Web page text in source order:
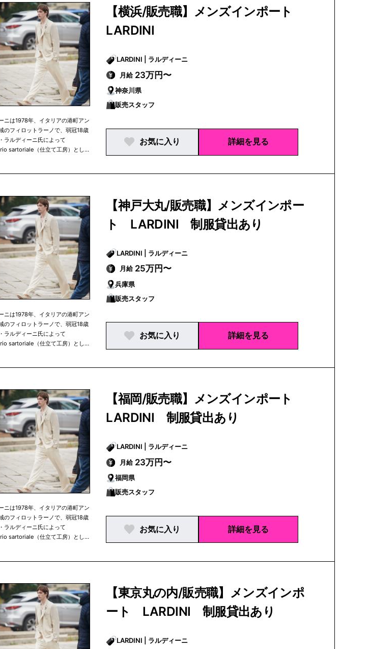
と、時代の空気感を捉える感性が
年に最初のオリジナルブラン
のメンズコレクションがワーク
ら登場しました。 厳格さ、高品質
そして純粋で流麗なエレガンスは
ニの重要な要素です。 おおきな特
は、細部のディテールに細やかな
ことで生まれる多様性のあるスタ
リアに息衝く伝統的なサルトリア
スに、着丈の長短、袖のプロポー
ラぺルや前合わせのバランス、芯地
ひとつのディテールの組み合わせ
情、新しいスタイル、そして常に
ディーニの世界を創り出していま
、もうひとつの特徴は厳選された
トレッチ、撥水などの表面加工、
キャンバスに様々なタッチや技
な色で多種多様な表情を描きスタイ
を拡げています。
ニは1978年、イタリアの港町アン
のフィロットラーノで、弱冠18歳
ラルディーニ氏によって
sartoriale（仕立て工房）とし
と、時代の空気感を捉える感性が
年に最初のオリジナルブラン
のメンズコレクションがワーク
ら登場しました。 厳格さ、高品質
そして純粋で流麗なエレガンスは
ニの重要な要素です。 おおきな特
は、細部のディテールに細やかな
ことで生まれる多様性のあるスタ
リアに息衝く伝統的なサルトリア
スに、着丈の長短、袖のプロポー
ラぺルや前合わせのバランス、芯地
ひとつのディテールの組み合わせ
情、新しいスタイル、そして常に
ディーニの世界を創り出していま
、もうひとつの特徴は厳選された
トレッチ、撥水などの表面加工、
キャンバスに様々なタッチや技
な色で多種多様な表情を描きスタイ
を拡げています。
【横浜/販売職】メンズインポート
LARDINI
LARDINI | ラルディーニ
月給 23万円〜
神奈川県
販売スタッフ
お気に入り 詳細を見る
ニは1978年、イタリアの港町アン
のフィロットラーノで、弱冠18歳
ラルディーニ氏によって
sartoriale（仕立て工房）とし
と、時代の空気感を捉える感性が
年に最初のオリジナルブラン
のメンズコレクションがワーク
ら登場しました。 厳格さ、高品質
そして純粋で流麗なエレガンスは
ニの重要な要素です。 おおきな特
は、細部のディテールに細やかな
ことで生まれる多様性のあるスタ
リアに息衝く伝統的なサルトリア
スに、着丈の長短、袖のプロポー
ラぺルや前合わせのバランス、芯地
ひとつのディテールの組み合わせ
情、新しいスタイル、そして常に
ディーニの世界を創り出していま
、もうひとつの特徴は厳選された
トレッチ、撥水などの表面加工、
キャンバスに様々なタッチや技
な色で多種多様な表情を描きスタイ
を拡げています。
【神戸大丸/販売職】メンズインポー
ト LARDINI 制服貸出あり
LARDINI | ラルディーニ
月給 25万円〜
兵庫県
販売スタッフ
お気に入り 詳細を見る
ニは1978年、イタリアの港町アン
のフィロットラーノで、弱冠18歳
ラルディーニ氏によって
sartoriale（仕立て工房）とし
と、時代の空気感を捉える感性が
年に最初のオリジナルブラン
のメンズコレクションがワーク
ら登場しました。 厳格さ、高品質
そして純粋で流麗なエレガンスは
ニの重要な要素です。 おおきな特
は、細部のディテールに細やかな
【福岡/販売職】メンズインポート
LARDINI 制服貸出あり
LARDINI | ラルディーニ
月給 23万円〜
福岡県
販売スタッフ
お気に入り 詳細を見る
【東京丸の内/販売職】メンズインポ
ート LARDINI 制服貸出あり
LARDINI | ラルディーニ